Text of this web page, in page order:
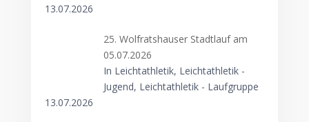
13.07.2026
25. Wolfratshauser Stadtlauf am
05.07.2026
In Leichtathletik, Leichtathletik -
Jugend, Leichtathletik - Laufgruppe
13.07.2026